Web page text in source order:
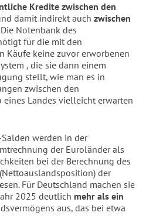
Kredite zwischen den
damit indirekt auch zwischen
Die Notenbank des
für die mit den
Käufe keine zuvor erworbenen
, die sie dann einem
stellt, wie man es in
zwischen den
eines Landes vielleicht erwarten
werden in der
der Euroländer als
bei der Berechnung des
(Nettoauslandsposition) der
Für Deutschland machen sie
2025 deutlich mehr als ein
aus, das bei etwa